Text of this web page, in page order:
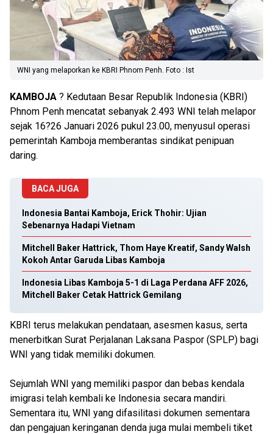
WNI yang melaporkan ke KBRI Phnom Penh. Foto : Ist
KAMBOJA ? Kedutaan Besar Republik Indonesia (KBRI)
Phnom Penh mencatat sebanyak 2.493 WNI telah melapor
sejak 16?26 Januari 2026 pukul 23.00, menyusul operasi
pemerintah Kamboja memberantas sindikat penipuan
daring.
BACA JUGA
Indonesia Bantai Kamboja, Erick Thohir: Ujian
Sebenarnya Hadapi Vietnam
Mitchell Baker Hattrick, Thom Haye Kreatif, Sandy Walsh
Kokoh Antar Garuda Libas Kamboja
Indonesia Libas Kamboja 5-1 di Laga Perdana AFF 2026,
Mitchell Baker Cetak Hattrick Gemilang
KBRI terus melakukan pendataan, asesmen kasus, serta
menerbitkan Surat Perjalanan Laksana Paspor (SPLP) bagi
WNI yang tidak memiliki dokumen.
Sejumlah WNI yang memiliki paspor dan bebas kendala
imigrasi telah kembali ke Indonesia secara mandiri.
Sementara itu, WNI yang difasilitasi dokumen sementara
dan pengajuan keringanan denda juga mulai membeli tiket